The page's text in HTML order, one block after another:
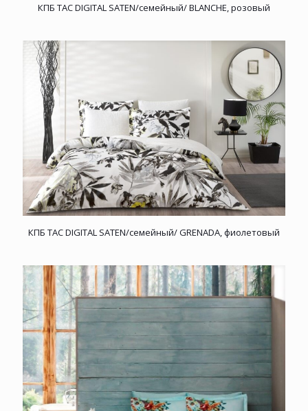
КПБ TAC DIGITAL SATEN/семейный/ BLANCHE, розовый
КПБ TAC DIGITAL SATEN/семейный/ GRENADA, фиолетовый